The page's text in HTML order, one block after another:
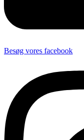
Besøg vores facebook